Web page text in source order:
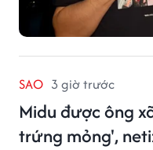
SAO 3 giờ trước
Midu được ông
trứng mỏng',